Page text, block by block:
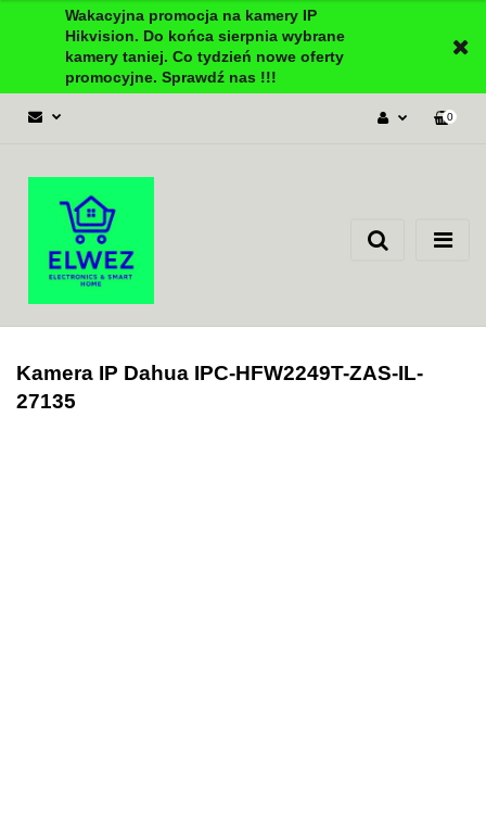
Wakacyjna promocja na kamery IP
Hikvision. Do końca sierpnia wybrane
kamery taniej. Co tydzień nowe oferty
promocyjne. Sprawdź nas !!!
Zgody cookies
0
Kamera IP Dahua IPC-HFW2249T-ZAS-IL-
27135